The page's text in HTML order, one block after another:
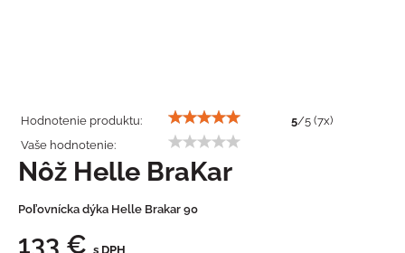
Hodnotenie produktu: 5/5 (7x)
Vaše hodnotenie:
Nôž Helle BraKar
Poľovnícka dýka Helle Brakar 90
133 € s DPH